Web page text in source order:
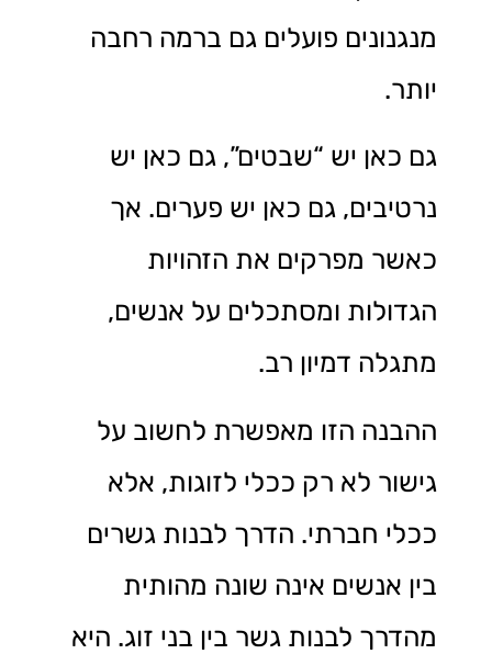
מנגנונים פועלים גם ברמה רחבה
יותר.
גם כאן יש “שבטים”, גם כאן יש
נרטיבים, גם כאן יש פערים. אך
כאשר מפרקים את הזהויות
הגדולות ומסתכלים על אנשים,
מתגלה דמיון רב.
ההבנה הזו מאפשרת לחשוב על
גישור לא רק ככלי לזוגות, אלא
ככלי חברתי. הדרך לבנות גשרים
בין אנשים אינה שונה מהותית
מהדרך לבנות גשר בין בני זוג. היא